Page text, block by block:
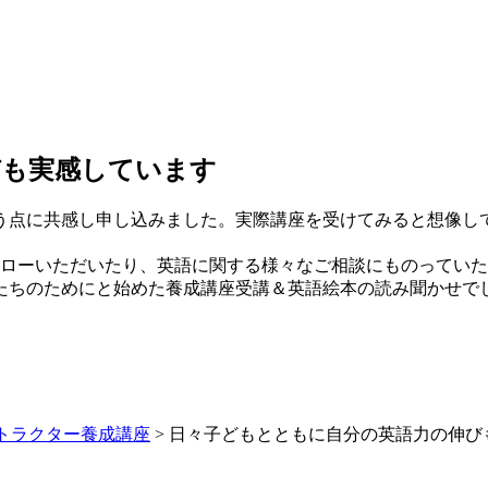
実感しています
に共感し申し込みました。実際講座を受けてみると想像
ーいただいたり、英語に関する様々なご相談にものってい
のためにと始めた養成講座受講＆英語絵本の読み聞かせ
ラクター養成講座 > 日々子どもとともに自分の英語力の伸